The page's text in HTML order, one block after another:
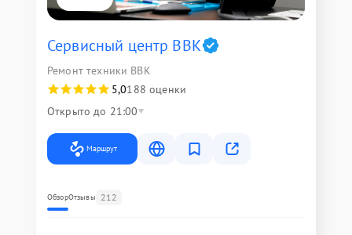
Сервисный центр BBK
Ремонт техники BBK
5,0188 оценки
Открыто до 21:00
Маршрут
ОбзорОтзывы 212